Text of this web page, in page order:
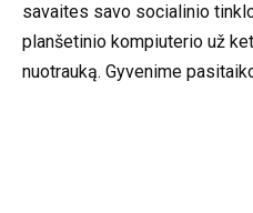
savaites savo socialinio
planšetinio kompiuterio už
nuotrauką. Gyvenime